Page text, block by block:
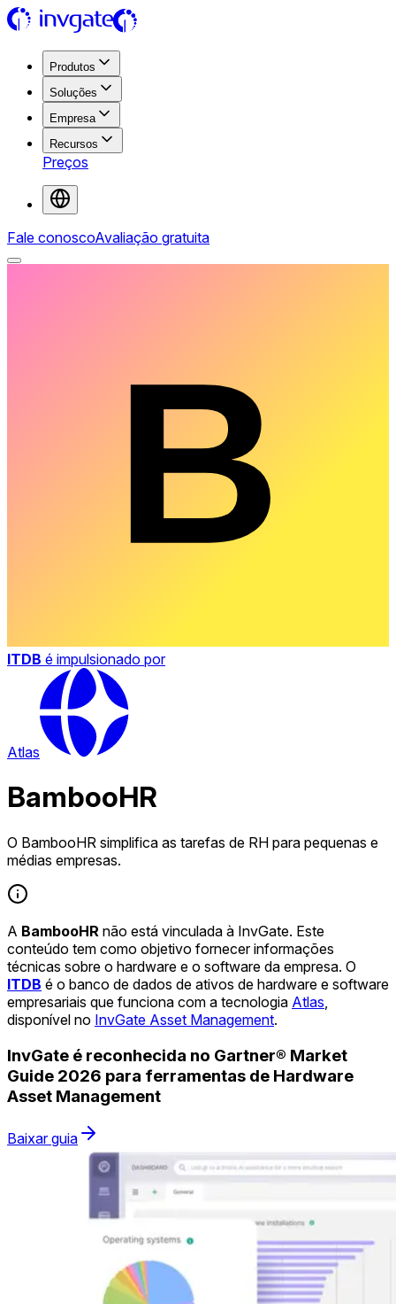
Produtos
Soluções
Empresa
Recursos
Preços
Fale conoscoAvaliação gratuita
ITDB é impulsionado por
Atlas
BambooHR
O BambooHR simplifica as tarefas de RH para pequenas e
médias empresas.
A BambooHR não está vinculada à InvGate. Este
conteúdo tem como objetivo fornecer informações
técnicas sobre o hardware e o software da empresa. O
ITDB é o banco de dados de ativos de hardware e software
empresariais que funciona com a tecnologia Atlas
disponível no InvGate Asset Management.
InvGate é reconhecida no Gartner® Market
Guide 2026 para ferramentas de Hardware
Asset Management
Baixar guia